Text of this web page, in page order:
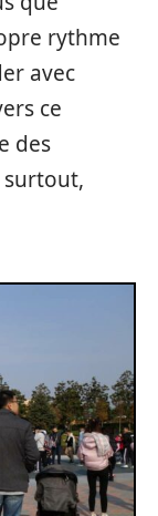
rythme
avec
ce
des